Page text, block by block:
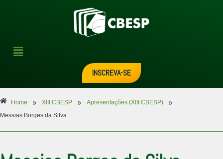
INSCREVA-SE
Home » XIII CBESP » Apresentações (XIII CBESP) »
Messias Borges da Silva